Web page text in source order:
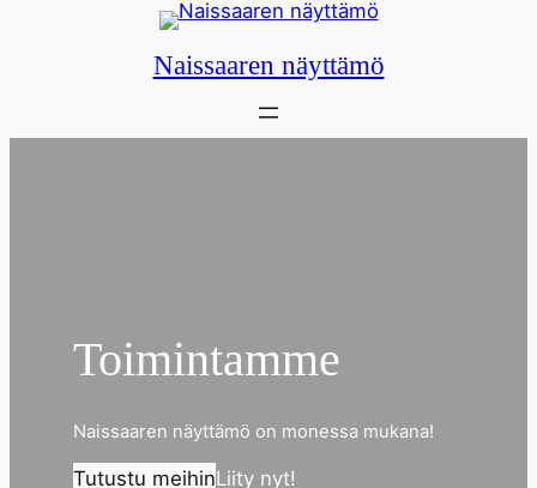
Naissaaren näyttämö
Toimintamme
Naissaaren näyttämö on monessa mukana!
Tutustu meihinLiity nyt!